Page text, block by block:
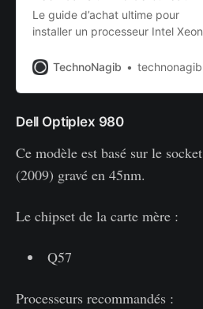
Le guide d’achat ultime pour
installer un processeur Intel Xeon
TechnoNagib
technonagib
Dell Optiplex 980
Ce modèle est basé sur le socket
(2009) gravé en 45nm.
Le chipset de la carte mère :
Q57
Processeurs recommandés :